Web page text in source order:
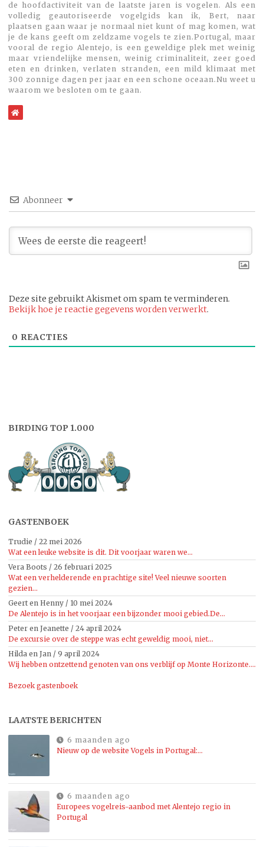
de hoofdactiviteit van de laatste jaren is vogelen. Als een
volledig geautoriseerde vogelgids kan ik, Bert, naar
plaatsen gaan waar je normaal niet kunt of mag komen, wat
je de kans geeft om zeldzame vogels te zien.Portugal, maar
vooral de regio Alentejo, is een geweldige plek met weinig
maar vriendelijke mensen, weinig criminaliteit, zeer goed
eten en drinken, verlaten stranden, een mild klimaat met
300 zonnige dagen per jaar en een schone oceaan.Nu weet u
waarom we besloten om te gaan.
Abonneer
Deze site gebruikt Akismet om spam te verminderen.
Bekijk hoe je reactie gegevens worden verwerkt.
0 REACTIES
BIRDING TOP 1.000
GASTENBOEK
Trudie / 22 mei 2026
Wat een leuke website is dit. Dit voorjaar waren we...
Vera Boots / 26 februari 2025
Wat een verhelderende en prachtige site! Veel nieuwe soorten
gezien...
Geert en Henny / 10 mei 2024
De Alentejo is in het voorjaar een bijzonder mooi gebied.De...
Peter en Jeanette / 24 april 2024
De excursie over de steppe was echt geweldig mooi, niet...
Hilda en Jan / 9 april 2024
Wij hebben ontzettend genoten van ons verblijf op Monte Horizonte....
Bezoek gastenboek
LAATSTE BERICHTEN
6 maanden ago
Nieuw op de website Vogels in Portugal:…
6 maanden ago
Europees vogelreis-aanbod met Alentejo regio in
Portugal